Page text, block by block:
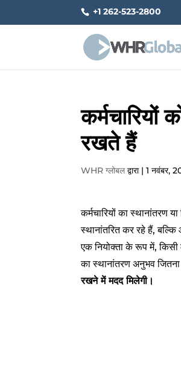
+1 262-523-2800
रखते हैं
WHR ग्लोबलद्वारा |1 नवंबर,
कर्मचारियों का स्थानांतरण
स्थानांतरित कर रहे हैं,
एक नियोक्ता के रूप में, किसी
का स्थानांतरण अनुभव
रखने में मदद मिलेगी।